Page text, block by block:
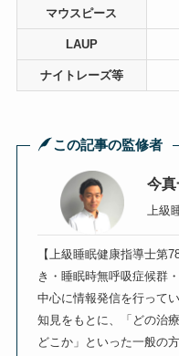
マウスピース
LAUP
ナイトレーズ等
この記事の監修者
今
上級
【上級睡眠健康指導士第
き・睡眠時無呼吸症候群
中心に情報発信を行って
知見をもとに、「どの治
どこか」といった一般の